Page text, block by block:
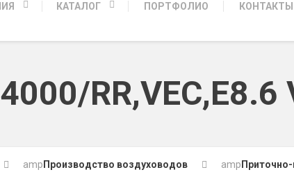
КАТАЛОГ ПОРТФОЛИО КОНТАКТЫ
RR,VEC,E8.6
amp Производство воздуховодов amp